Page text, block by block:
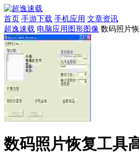
首页 手游下载 手机应用 文章资讯
超逸速载 电脑应用 图形图像 数码照片
数码照片恢复工具